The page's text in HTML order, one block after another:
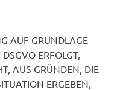
AUF GRUNDLAGE
ERFOLGT,
AUS GRÜNDEN, DIE
ERGEBEN,